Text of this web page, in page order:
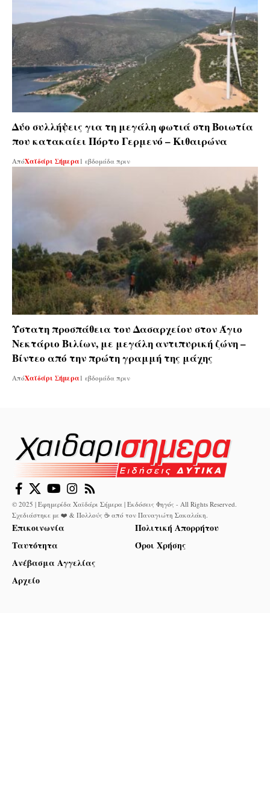
Δύο συλλήψεις για τη μεγάλη φωτιά στη Βοιωτία
που κατακαίει Πόρτο Γερμενό – Κιθαιρώνα
ΑπόΧαϊδάρι Σήμερα1 εβδομάδα πριν
Ύστατη προσπάθεια του Δασαρχείου στον Άγιο
Νεκτάριο Βιλίων, με μεγάλη αντιπυρική ζώνη –
Βίντεο από την πρώτη γραμμή της μάχης
ΑπόΧαϊδάρι Σήμερα1 εβδομάδα πριν
© 2025 | Εφημερίδα Χαϊδάρι Σήμερα | Εκδόσεις Φηγός - All Rights Reserved.
Σχεδιάστηκε με ❤️ & Πολλούς ☕ από τον Παναγιώτη Σακαλάκη
Επικοινωνία
Ταυτότητα
Ανέβασμα Αγγελίας
Αρχείο
Πολιτική Απορρήτου
Όροι Χρήσης